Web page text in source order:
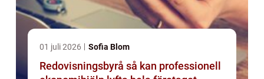
01 juli 2026 Sofia Blom
Redovisningsbyrå så kan professionell